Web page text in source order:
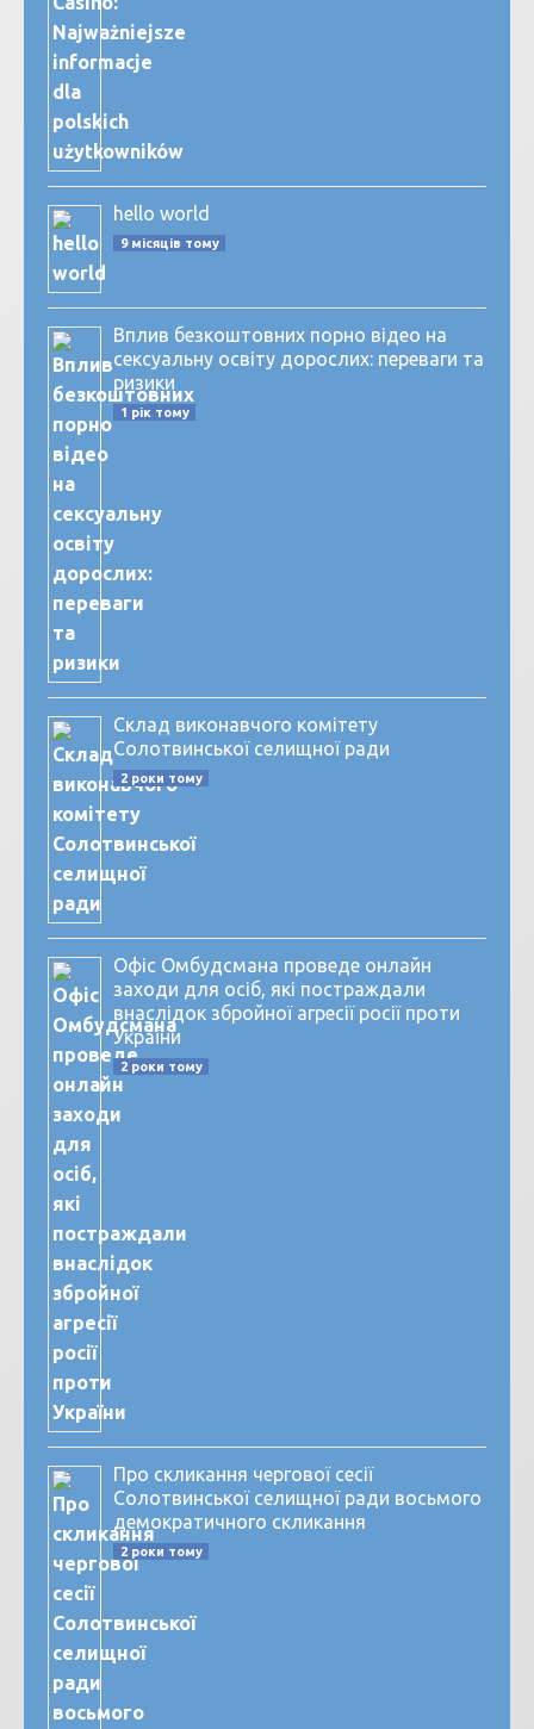
hello world
9 місяців тому
Вплив безкоштовних порно відео на
сексуальну освіту дорослих: переваги та
ризики
1 рік тому
Склад виконавчого комітету
Солотвинської селищної ради
2 роки тому
Офіс Омбудсмана проведе онлайн
заходи для осіб, які постраждали
внаслідок збройної агресії росії проти
України
2 роки тому
Про скликання чергової сесії
Солотвинської селищної ради восьмого
демократичного скликання
2 роки тому